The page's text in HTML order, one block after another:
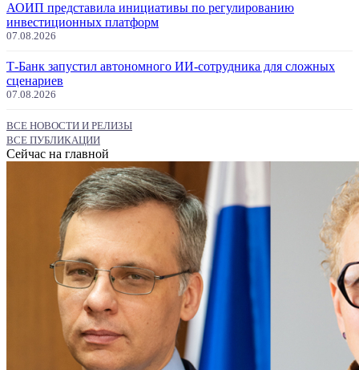
АОИП представила инициативы по регулированию
инвестиционных платформ
07.08.2026
Т-Банк запустил автономного ИИ-сотрудника для сложных
сценариев
07.08.2026
ВСЕ НОВОСТИ И РЕЛИЗЫ
ВСЕ ПУБЛИКАЦИИ
Сейчас на главной